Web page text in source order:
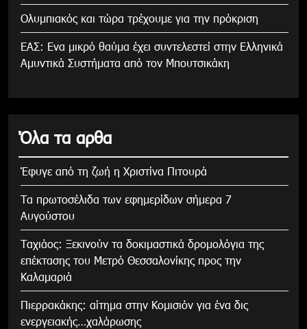
Ολυμπιακός και τώρα τρέχουμε για την πρόκριση
ΕΑΣ: Ενα μικρό θαύμα έχει συντελεστεί στην Ελληνικά
Αμυντικά Συστήματα από τον Μπουτσικάκη
Όλα τα αρθα
Έφυγε από τη ζωή η Χριστίνα Πιτουρά
Τα πρωτοσέλιδα των εφημερίδων σήμερα 7
Αυγούστου
Tαχιάος: Ξεκινούν τα δοκιμαστικά δρομολόγια της
επέκτασης του Μετρό Θεσσαλονίκης προς την
Καλαμαριά
Πιερρακάκης: αίτημα στην Κομισιόν για ένα δις
ενεργειακής…χαλάρωσης